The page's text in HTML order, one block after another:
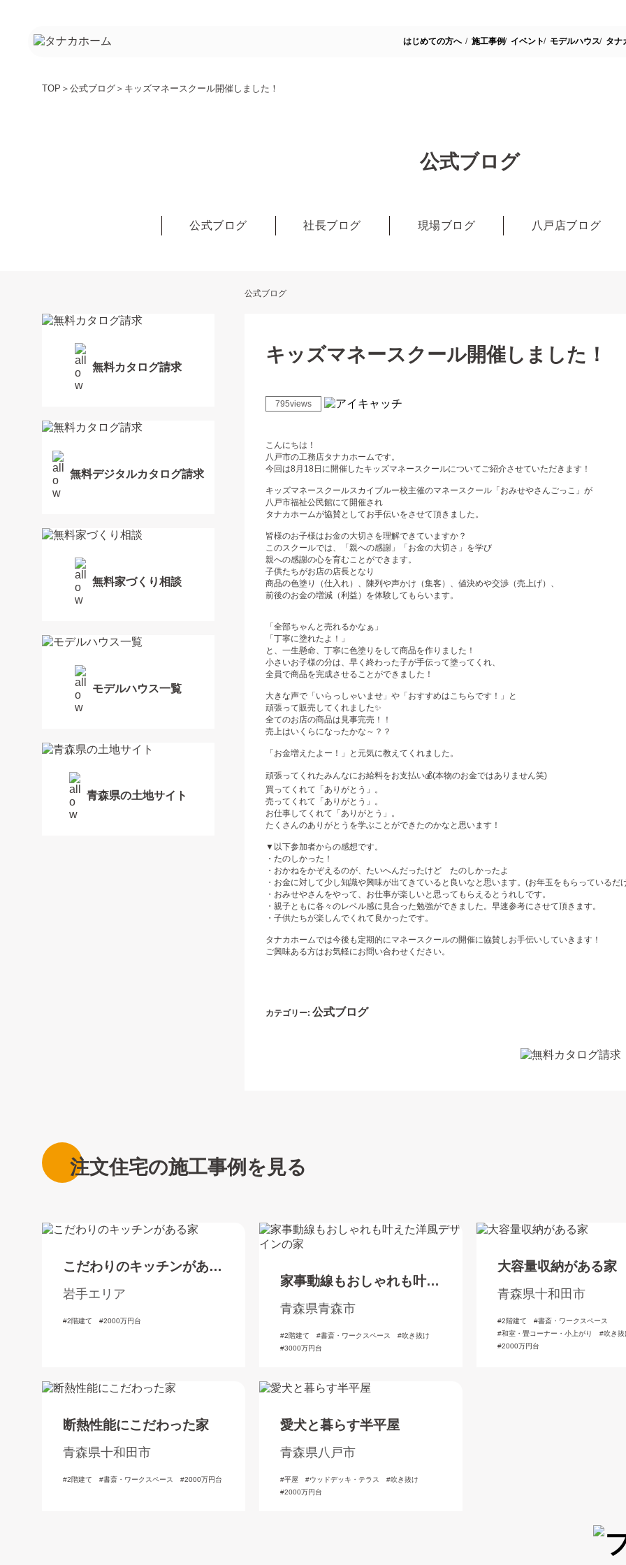
はじめての方へ 施工事例 イベント モデルハウス タナ
TOP ＞ 公式ブログ ＞ キッズマネースクール開催しました！
公式ブログ
公式ブログ 社長ブログ 現場ブログ 八戸店ブログ
公式ブログ
無料カタログ請求
無料デジタルカタログ請求
無料家づくり相談
モデルハウス一覧
青森県の土地サイト
キッズマネースクール開催しました！
795views
こんにちは！
八戸市の工務店タナカホームです。
今回は8月18日に開催したキッズマネースクールについてご紹介させていただきます！
キッズマネースクールスカイブルー校主催のマネースクール「おみせやさんごっこ」が
八戸市福祉公民館にて開催され
タナカホームが協賛としてお手伝いをさせて頂きました。
皆様のお子様はお金の大切さを理解できていますか？
このスクールでは、「親への感謝」「お金の大切さ」を学び
親への感謝の心を育むことができます。
子供たちがお店の店長となり
商品の色塗り（仕入れ）、陳列や声かけ（集客）、値決めや交渉（売上げ）、
前後のお金の増減（利益）を体験してもらいます。
「全部ちゃんと売れるかなぁ」
「丁寧に塗れたよ！」
と、一生懸命、丁寧に色塗りをして商品を作りました！
小さいお子様の分は、早く終わった子が手伝って塗ってくれ、
全員で商品を完成させることができました！
大きな声で「いらっしゃいませ」や「おすすめはこちらです！」と
頑張って販売してくれました✨
全てのお店の商品は見事完売！！
売上はいくらになったかな～？？
「お金増えたよー！」と元気に教えてくれました。
頑張ってくれたみんなにお給料をお支払い💰(本物のお金ではありません笑)
買ってくれて「ありがとう」。
売ってくれて「ありがとう」。
お仕事してくれて「ありがとう」。
たくさんのありがとうを学ぶことができたのかなと思います！
▼以下参加者からの感想です。
・たのしかった！
・おかねをかぞえるのが、たいへんだったけど たのしかったよ
・お金に対して少し知識や興味が出てきていると良いなと思います。(お年玉をもらっているだ
・おみせやさんをやって、お仕事が楽しいと思ってもらえるとうれしです。
・親子ともに各々のレベル感に見合った勉強ができました。早速参考にさせて頂きます。
・子供たちが楽しんでくれて良かったです。
タナカホームでは今後も定期的にマネースクールの開催に協賛しお手伝いしていきます！
ご興味ある方はお気軽にお問い合わせください。
カテゴリー: 公式ブログ
注文住宅の施工事例を見る
こだわりのキッチンがある
家
岩手エリア
2階建て 2000万円台
家事動線もおしゃれも叶え
た洋風デザインの家
青森県青森市
2階建て 書斎・ワークスペース
吹き抜け
3000万円台
大容量収納がある家
青森県十和田市
2階建て
書斎・ワークスペース
和室・畳コーナー・小上がり
吹き抜
2000万円台
断熱性能にこだわった家
青森県十和田市
2階建て 書斎・ワークスペース 2000万円台
愛犬と暮らす半平屋
青森県八戸市
平屋 ウッドデッキ・テラス
吹き抜け
2000万円台